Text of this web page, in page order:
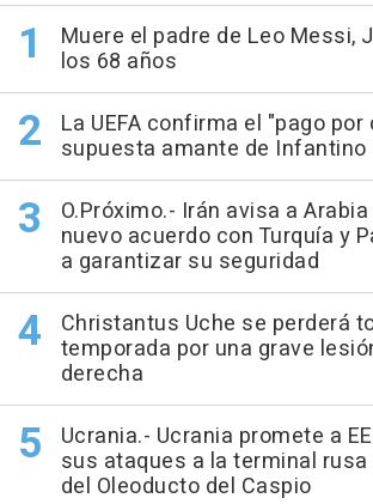
Muere el padre de Leo Messi,
los 68 años
La UEFA confirma el "pago por
supuesta amante de Infantino
O.Próximo.- Irán avisa a
nuevo acuerdo con Turquía y
a garantizar su seguridad
Christantus Uche se perderá
temporada por una grave
derecha
Ucrania.- Ucrania promete a
sus ataques a la terminal
del Oleoducto del Caspio